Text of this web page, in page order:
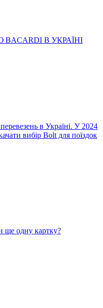
В УКРАЇНІ
в Україні. У 2024
вибір Bolt для поїздок
ще одну картку?